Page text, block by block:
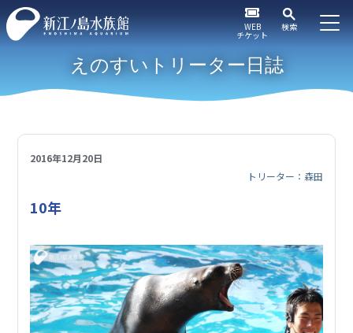
WEB
チケット
検索
えのすいトリーター日誌
2016年12月20日
トリーター：森田
10年